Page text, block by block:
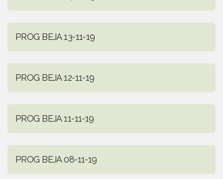
PROG BEJA 13-11-19
PROG BEJA 12-11-19
PROG BEJA 11-11-19
PROG BEJA 08-11-19